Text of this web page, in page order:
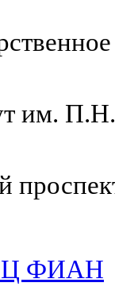
им.
ФИАН